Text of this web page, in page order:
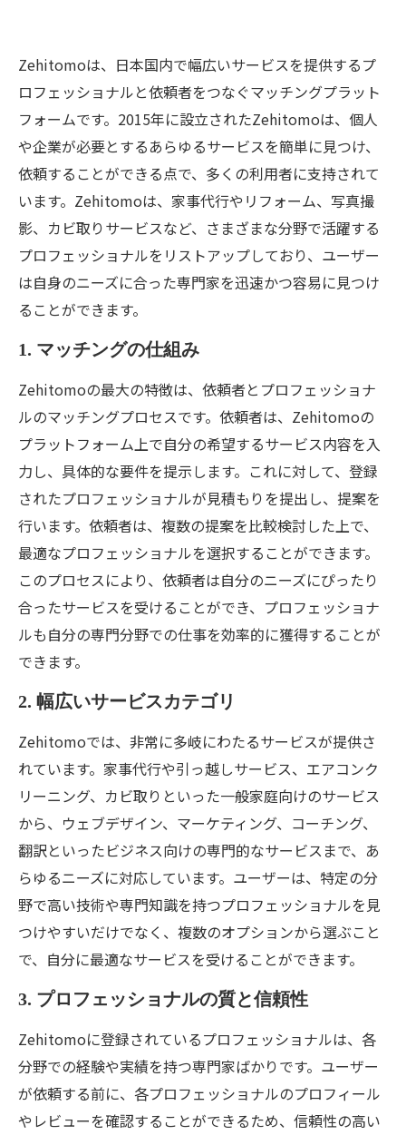
Zehitomoは、日本国内で幅広いサービスを提供するプ
ロフェッショナルと依頼者をつなぐマッチングプラット
フォームです。2015年に設立されたZehitomoは、個人
や企業が必要とするあらゆるサービスを簡単に見つけ、
依頼することができる点で、多くの利用者に支持されて
います。Zehitomoは、家事代行やリフォーム、写真撮
影、カビ取りサービスなど、さまざまな分野で活躍する
プロフェッショナルをリストアップしており、ユーザー
は自身のニーズに合った専門家を迅速かつ容易に見つけ
ることができます。
1. マッチングの仕組み
Zehitomoの最大の特徴は、依頼者とプロフェッショナ
ルのマッチングプロセスです。依頼者は、Zehitomoの
プラットフォーム上で自分の希望するサービス内容を入
力し、具体的な要件を提示します。これに対して、登録
されたプロフェッショナルが見積もりを提出し、提案を
行います。依頼者は、複数の提案を比較検討した上で、
最適なプロフェッショナルを選択することができます。
このプロセスにより、依頼者は自分のニーズにぴったり
合ったサービスを受けることができ、プロフェッショナ
ルも自分の専門分野での仕事を効率的に獲得することが
できます。
2. 幅広いサービスカテゴリ
Zehitomoでは、非常に多岐にわたるサービスが提供さ
れています。家事代行や引っ越しサービス、エアコンク
リーニング、カビ取りといった一般家庭向けのサービス
から、ウェブデザイン、マーケティング、コーチング、
翻訳といったビジネス向けの専門的なサービスまで、あ
らゆるニーズに対応しています。ユーザーは、特定の分
野で高い技術や専門知識を持つプロフェッショナルを見
つけやすいだけでなく、複数のオプションから選ぶこと
で、自分に最適なサービスを受けることができます。
3. プロフェッショナルの質と信頼性
Zehitomoに登録されているプロフェッショナルは、各
分野での経験や実績を持つ専門家ばかりです。ユーザー
が依頼する前に、各プロフェッショナルのプロフィール
やレビューを確認することができるため、信頼性の高い